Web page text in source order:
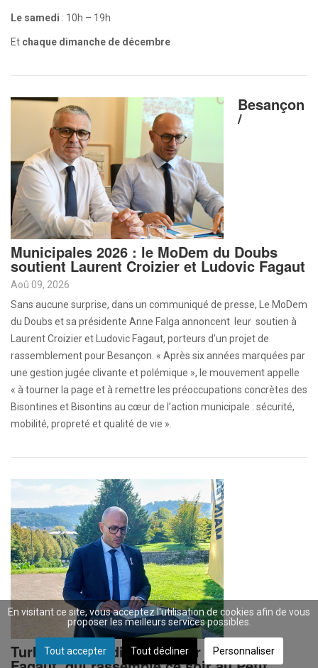
Le samedi : 10h – 19h
Et chaque dimanche de décembre
Besançon
/
Municipales 2026 : le MoDem du Doubs
soutient Laurent Croizier et Ludovic Fagaut
Aoû 09, 2026
Sans aucune surprise, dans un communiqué de presse, Le MoDem
du Doubs et sa présidente Anne Falga annoncent leur soutien à
Laurent Croizier et Ludovic Fagaut, porteurs d’un projet de
rassemblement pour Besançon. « Après six années marquées par
une gestion jugée clivante et polémique », le mouvement appelle
« à tourner la page et à remettre les préoccupations concrètes des
Bisontines et Bisontins au cœur de l’action municipale : sécurité,
mobilité, propreté et qualité de vie ».
Turbulence médiatique pour Ludovic
En visitant ce site, vous acceptez l'utilisation de cookies afin de vous
proposer les meilleurs services possibles.
Tout accepter Tout décliner Personnaliser